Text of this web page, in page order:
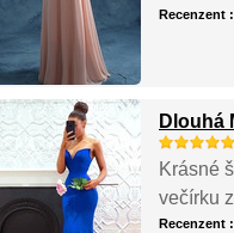
Recenzent
Dlouhá
Krásné
večírku
Recenzent